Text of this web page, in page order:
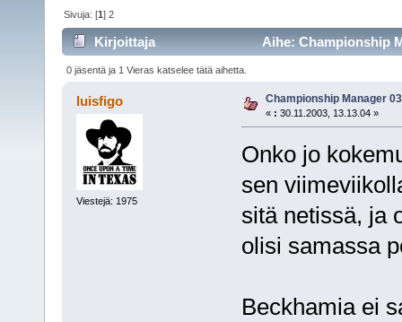
Sivuja: [1]2
Kirjoittaja Aihe: Championship
0 jäsentä ja 1 Vieras katselee tätä aihetta.
luisfigo
Viestejä: 1975
Championship Manager
« : 30.11.2003, 13.13.04 »
Onko jo
sen
sitä netissä, ja
olisi samassa
Beckhamia ei